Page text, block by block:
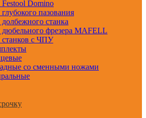
Domino
пазования
станка
фрезера MAFELL
с ЧПУ
со сменными ножами